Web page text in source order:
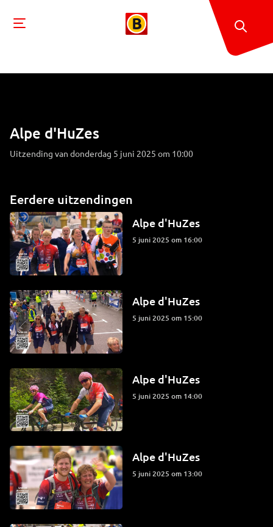
Alpe d'HuZes
Uitzending van donderdag 5 juni 2025 om 10:00
Eerdere uitzendingen
Alpe d'HuZes
5 juni 2025 om 16:00
Alpe d'HuZes
5 juni 2025 om 15:00
Alpe d'HuZes
5 juni 2025 om 14:00
Alpe d'HuZes
5 juni 2025 om 13:00